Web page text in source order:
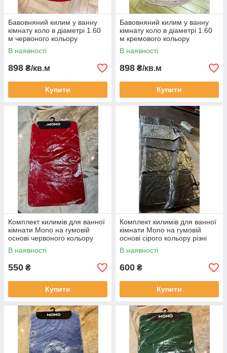
Бавовняний килим у ванну
кімнату коло в діаметрі 1.60
м червоного кольору
В наявності
898 ₴/кв.м
Купити
Бавовняний килим у ванну
кімнату коло в діаметрі 1.60
м кремового кольору
В наявності
898 ₴/кв.м
Купити
Комплект килимів для ванної
кімнати Mono на гумовій
основі червоного кольору
В наявності
550 ₴
Купити
Комплект килимів для ванної
кімнати Mono на гумовій
основі сірого кольору різні
малюнки
В наявності
600 ₴
Купити